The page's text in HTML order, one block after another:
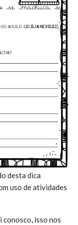
desta dica
uso de atividades
conosco, isso nos